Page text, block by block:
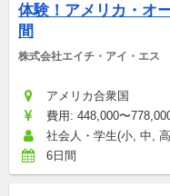
体験！アメリカ・オ
間
株式会社エイチ・アイ・エス
アメリカ合衆国
費用: 448,000〜
社会人・学生(小, 中,
6日間